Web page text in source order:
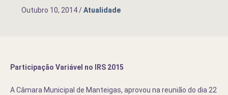
Outubro 10, 2014/Atualidade
Participação Variável no IRS 2015
A Câmara Municipal de Manteigas, aprovou na reunião do dia 22